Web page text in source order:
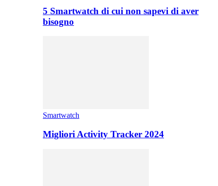
5 Smartwatch di cui non sapevi di aver
bisogno
Smartwatch
Migliori Activity Tracker 2024